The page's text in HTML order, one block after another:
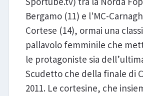
Bergamo (11) e l'MC-
Cortese (14), ormai una
pallavolo femminile che
le protagoniste sia
Scudetto che della finale di
2011. Le cortesine, che